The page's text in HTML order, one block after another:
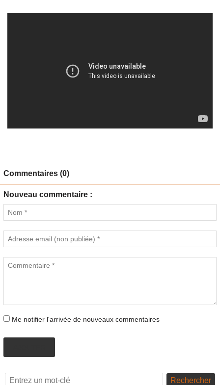
Commentaires (0)
Nouveau commentaire :
Me notifier l'arrivée de nouveaux commentaires
Rechercher